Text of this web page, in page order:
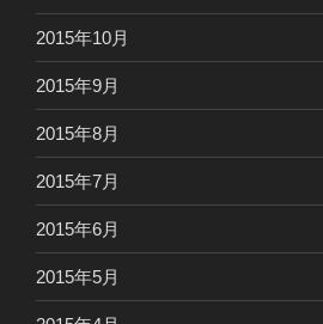
2015年10月
2015年9月
2015年8月
2015年7月
2015年6月
2015年5月